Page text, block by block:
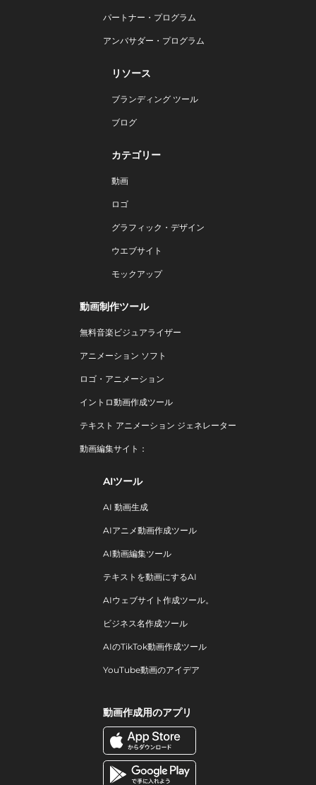
パートナー・プログラム
アンバサダー・プログラム
リソース
ブランディング ツール
ブログ
カテゴリー
動画
ロゴ
グラフィック・デザイン
ウエブサイト
モックアップ
動画制作ツール
無料音楽ビジュアライザー
アニメーション ソフト
ロゴ・アニメーション
イントロ動画作成ツール
テキスト アニメーション ジェネレーター
動画編集サイト：
AIツール
AI 動画生成
AIアニメ動画作成ツール
AI動画編集ツール
テキストを動画にするAI
AIウェブサイト作成ツール。
ビジネス名作成ツール
AIのTikTok動画作成ツール
YouTube動画のアイデア
動画作成用のアプリ